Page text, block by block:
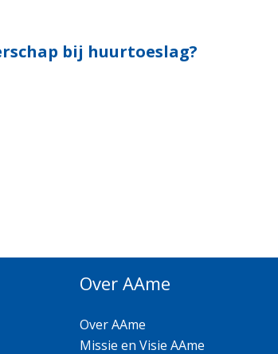
bij huurtoeslag?
Over AAme
Over AAme
Missie en Visie AAme